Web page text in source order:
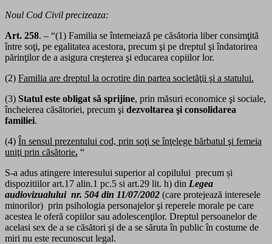
Noul Cod Civil precizeaza:
Art. 258. – “(1) Familia se întemeiază pe căsătoria liber consimţită
între soţi, pe egalitatea acestora, precum şi pe dreptul şi îndatorirea
părinţilor de a asigura creşterea şi educarea copiilor lor.
(2) Familia are dreptul la ocrotire din partea societăţii şi a statului.
(3) Statul este obligat să sprijine, prin măsuri economice şi sociale,
încheierea căsătoriei, precum şi dezvoltarea şi consolidarea
familiei.
(4) În sensul prezentului cod, prin soţi se înţelege bărbatul şi femeia
uniţi prin căsătorie. “
S-a adus atingere interesului superior al copilului precum și
dispozitiilor art.17 alin.1 pc.5 si art.29 lit. h) din Legea
audiovizualului nr. 504 din 11/07/2002 (care protejează interesele
minorilor) prin psihologia personajelor şi reperele morale pe care
acestea le oferă copiilor sau adolescenţilor. Dreptul persoanelor de
acelasi sex de a se căsători şi de a se săruta în public în costume de
miri nu este recunoscut legal.